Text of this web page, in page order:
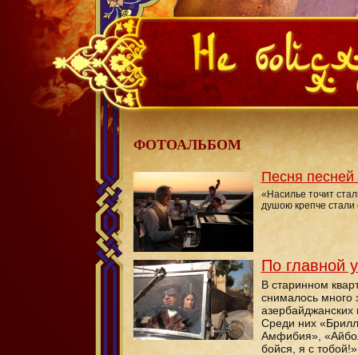
Не бойся, я с тобой! 1919
ФОТОАЛЬБОМ
Песня
«Насилье точит
душою крепче стали
По главной
В старинном
снималось много
азербайджанских
Среди них
Амфибия»,
бойся, я с